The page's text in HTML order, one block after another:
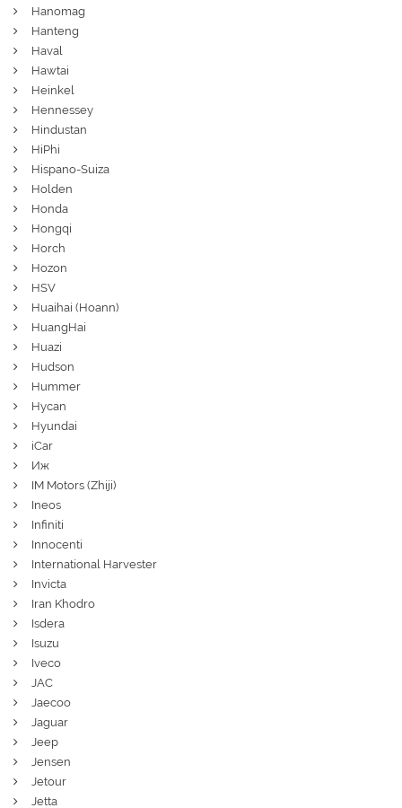
Hanomag
Hanteng
Haval
Hawtai
Heinkel
Hennessey
Hindustan
HiPhi
Hispano-Suiza
Holden
Honda
Hongqi
Horch
Hozon
HSV
Huaihai (Hoann)
HuangHai
Huazi
Hudson
Hummer
Hycan
Hyundai
iCar
Иж
IM Motors (Zhiji)
Ineos
Infiniti
Innocenti
International Harvester
Invicta
Iran Khodro
Isdera
Isuzu
Iveco
JAC
Jaecoo
Jaguar
Jeep
Jensen
Jetour
Jetta